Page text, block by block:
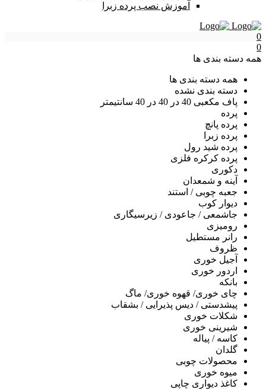
آموزش نصب پرده زبرا
0
0
همه دسته بندی ها
همه دسته بندی ها
دسته بندی نشده
پاف مکعبی 40 در 40 در 40 سانتیمتر
پرده
پرده پانچ
پرده زبرا
پرده شید رول
پرده کرکره فلزی
دکوری
آینه و شمعدان
جعبه چوبی / استند
دیوار کوب
جاشمعی / جاعودی / زیرسیگاری
رومیزی
رانر مستطیل
ظروف
آجیل خوری
اردور خوری
بانکه
چای خوری/ قهوه خوری/ ماگ
پیشدستی / دیس پذیرایی / بشقاب
شکلات خوری
شیرینی خوری
کاسه / پیاله
گلدان
محصولات چوبی
میوه خوری
کاغذ دیواری چاپی